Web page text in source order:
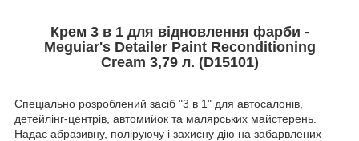
Крем 3 в 1 для відновлення фарби -
Meguiar's Detailer Paint Reconditioning
Cream 3,79 л. (D15101)
Спеціально розроблений засіб "3 в 1" для автосалонів,
детейлінг-центрів, автомийок та малярських майстерень.
Надає абразивну, поліруючу і захисну дію на забарвлених